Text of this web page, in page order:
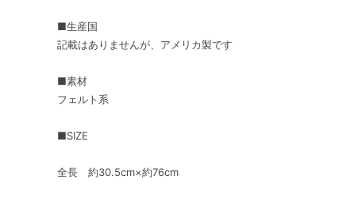
■生産国
記載はありませんが、アメリカ製です
■素材
フェルト系
■SIZE
全長 約30.5cm×約76cm